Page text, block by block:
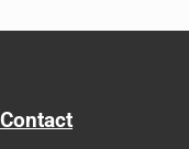
Contact